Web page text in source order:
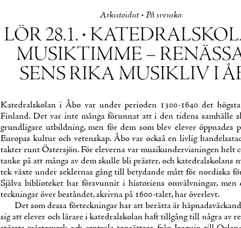
Ar­kis­toi­dut • På svens­ka
LÖR 28.1. •
MUSIK­TIM­ME –
SENS RI­KA MUSIKLIV I
Ka­te­drals­ko­lan i Åbo var un­der pe­rio­den 1300-1640 det
Fin­land. Det var in­te mån­ga fö­run­nat att i den ti­dens sam­häl­le
grund­li­ga­re ut­bild­ning, men för dem som blev ele­ver öpp­na­des
Eu­ro­pas kul­tur och ve­tens­kap. Åbo var också en liv­lig
tak­ter runt Ös­ters­jön. För ele­ver­na var musi­kun­der­vis­nin­gen helt
tan­ke på att mån­ga av dem skul­le bli präs­ter, och
tek väx­te un­der sekler­nas gång till be­ty­dan­de mått för nor­dis­ka
Själ­va bib­lio­te­ket har förs­vun­nit i his­to­riens om­välv­nin­gar,
teck­nin­gar över bestån­det, skriv­na på 1600-ta­let, har över­levt.
Det som des­sa för­teck­nin­gar har att be­rät­ta är
sig att ele­ver och lä­ra­re i ka­te­drals­ko­lan haft tillgång till nå­gra av